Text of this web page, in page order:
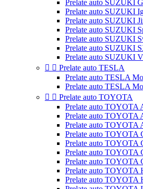
Prelate auto SUZUKI
Prelate auto SUZUKI
Prelate auto SUZUKI
Prelate auto SUZUKI
Prelate auto SUZUKI
Prelate auto SUZUKI
Prelate auto SUZUKI
  Prelate auto TESLA
Prelate auto TESLA
Prelate auto TESLA
  Prelate auto TOYOTA
Prelate auto TOYOTA
Prelate auto TOYOTA
Prelate auto TOYOTA
Prelate auto TOYOTA
Prelate auto TOYOTA
Prelate auto TOYOTA
Prelate auto TOYOTA
Prelate auto TOYOTA
Prelate auto TOYOTA